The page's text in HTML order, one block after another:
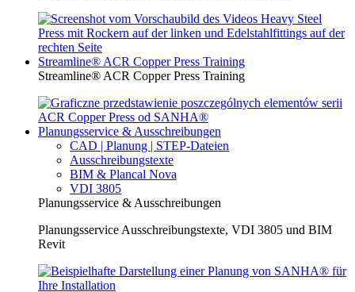
Streamline® ACR Copper Press Training
Streamline® ACR Copper Press Training
Planungsservice & Ausschreibungen
CAD | Planung | STEP-Dateien
Ausschreibungstexte
BIM & Plancal Nova
VDI 3805
Planungsservice & Ausschreibungen
Planungsservice Ausschreibungstexte, VDI 3805 und BIM
Revit